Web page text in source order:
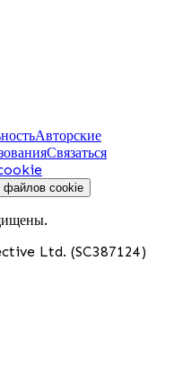
Авторские
Связаться
файлов cookie
Ltd. (SC387124)